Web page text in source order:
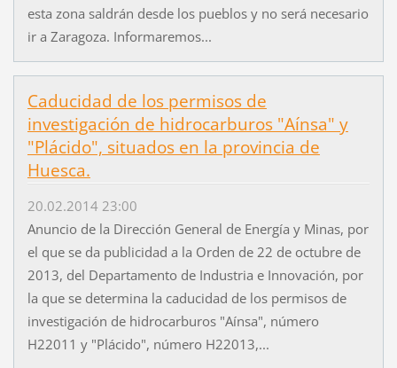
esta zona saldrán desde los pueblos y no será necesario
ir a Zaragoza. Informaremos...
Caducidad de los permisos de
investigación de hidrocarburos "Aínsa" y
"Plácido", situados en la provincia de
Huesca.
20.02.2014 23:00
Anuncio de la Dirección General de Energía y Minas, por
el que se da publicidad a la Orden de 22 de octubre de
2013, del Departamento de Industria e Innovación, por
la que se determina la caducidad de los permisos de
investigación de hidrocarburos "Aínsa", número
H22011 y "Plácido", número H22013,...